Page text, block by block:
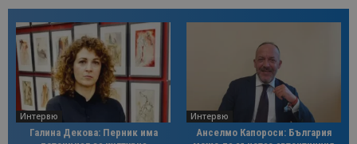
Интервю
Галина Декова: Перник има
Интервю
Анселмо Капороси: България